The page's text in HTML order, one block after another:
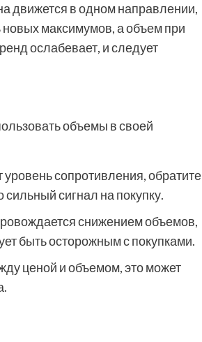
движется в одном направлении,
максимумов, а объем при
ослабевает, и следует
объемы в своей
уровень сопротивления, обратите
сигнал на покупку.
снижением объемов,
быть осторожным с покупками.
ценой и объемом, это может